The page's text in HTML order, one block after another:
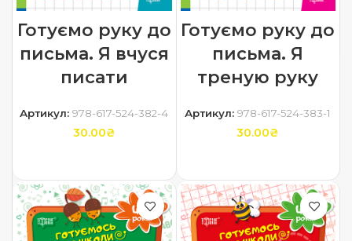
Готуємо руку до
письма. Я вчуся
писати
Артикул:978-617-524-382-4
30.00₴
Готуємо руку до
письма. Я
треную руку
Артикул:978-617-524-383-1
30.00₴